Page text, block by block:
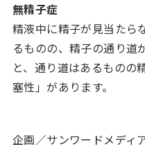
無精子症
精液中に精子が見当たら
るものの、精子の通り道
と、通り道はあるものの
塞性」があります。
企画／サンワードメディ